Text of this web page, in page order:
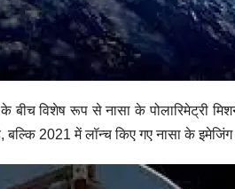
के बीच विशेष रूप से नासा के
बल्कि 2021 में लॉन्च किए गए नासा के